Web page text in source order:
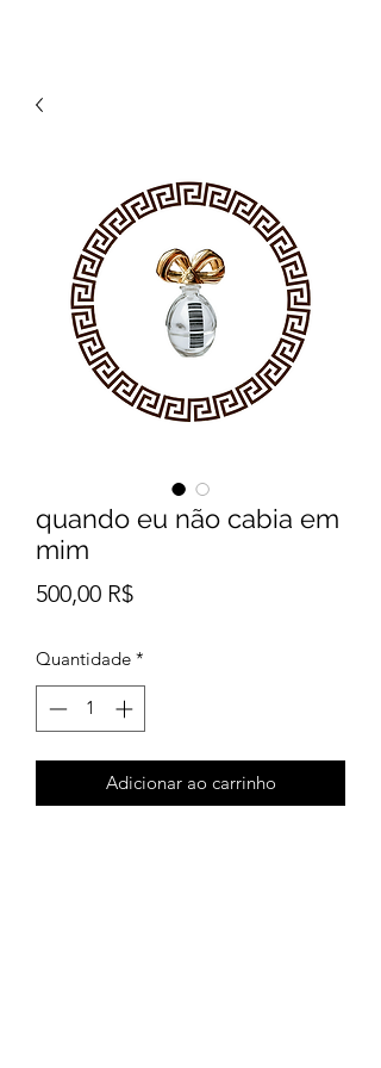
quando eu não cabia em
mim
500,00 R$Preço
Quantidade *
Adicionar ao carrinho